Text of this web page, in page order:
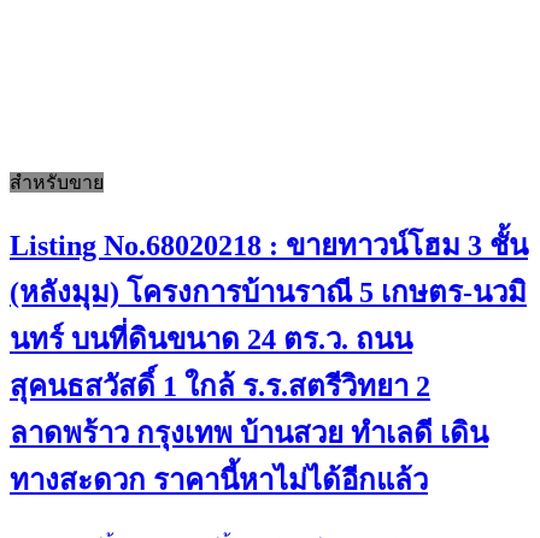
สำหรับขาย
Listing No.68020218 : ขายทาวน์โฮม 3 ชั้น
(หลังมุม) โครงการบ้านราณี 5 เกษตร-นวมิ
นทร์ บนที่ดินขนาด 24 ตร.ว. ถนน
สุคนธสวัสดิ์ 1 ใกล้ ร.ร.สตรีวิทยา 2
ลาดพร้าว กรุงเทพ บ้านสวย ทำเลดี เดิน
ทางสะดวก ราคานี้หาไม่ได้อีกแล้ว